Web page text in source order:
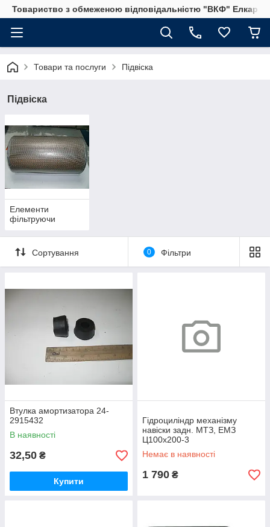
Товариство з обмеженою відповідальністю "ВКФ" Елкар"
Товари та послуги Підвіска
Підвіска
Елементи
фільтруючи
Сортування 0 Фільтри
Втулка амортизатора 24-
2915432
В наявності
32,50 ₴
Купити
Гідроциліндр механізму
навіски задн. МТЗ, ЕМЗ
Ц100х200-3
Немає в наявності
1 790 ₴